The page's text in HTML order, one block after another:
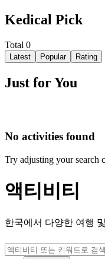
Kedical Pick
Total 0
Latest Popular Rating
Just for You
No activities found
Try adjusting your search
액티비티
한국에서 다양한 여행